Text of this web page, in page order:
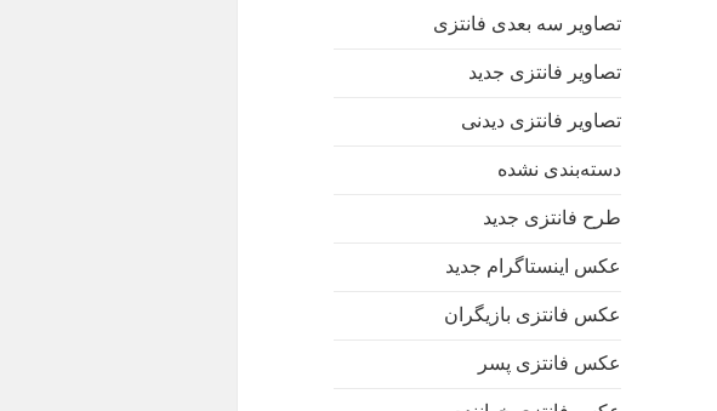
تصاویر سه بعدی فانتزی
تصاویر فانتزی جدید
تصاویر فانتزی دیدنی
دسته‌بندی نشده
طرح فانتزی جدید
عکس اینستاگرام جدید
عکس فانتزی بازیگران
عکس فانتزی پسر